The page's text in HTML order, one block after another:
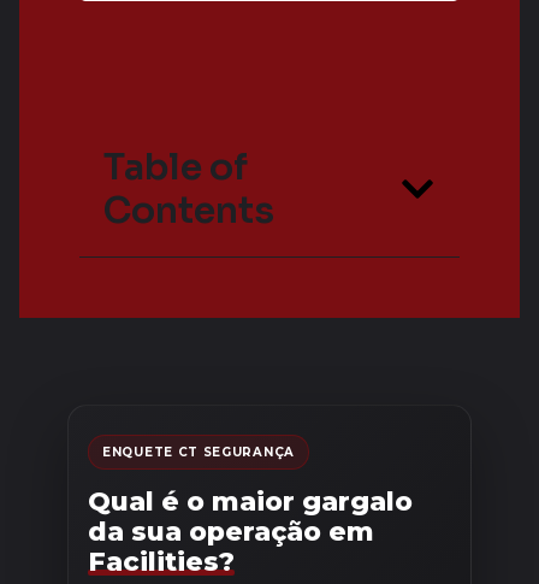
Table of
Contents
ENQUETE CT SEGURANÇA
Qual é o maior gargalo
da sua operação em
Facilities?